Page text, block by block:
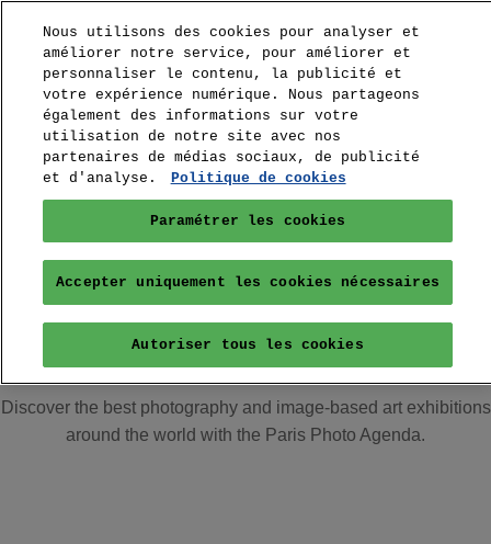
Agenda
Discover the best photography and image-based art exhibitions
around the world with the Paris Photo Agenda.
Nous utilisons des cookies pour analyser et
améliorer notre service, pour améliorer et
personnaliser le contenu, la publicité et
votre expérience numérique. Nous partageons
également des informations sur votre
utilisation de notre site avec nos
partenaires de médias sociaux, de publicité
et d'analyse.
Politique de cookies
Paramétrer les cookies
Accepter uniquement les cookies nécessaires
Autoriser tous les cookies